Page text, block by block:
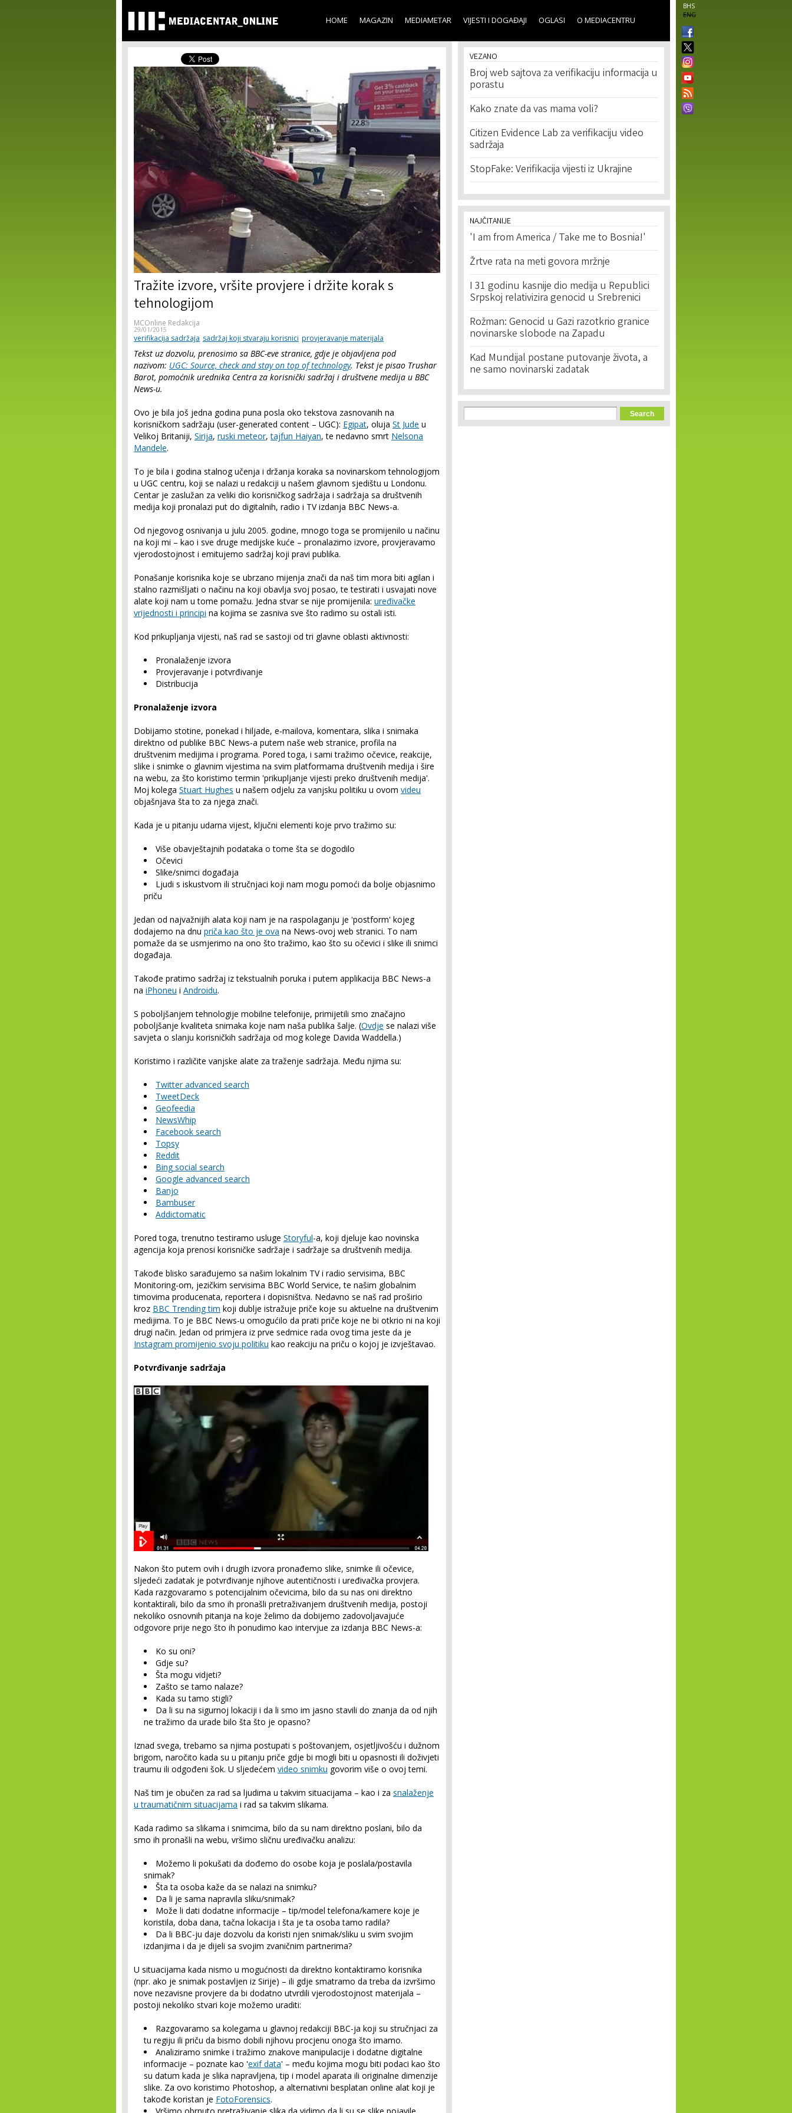
main
content
BHS
ENG
HOME MAGAZIN MEDIAMETAR VIJESTI I DOGAĐAJI OGLASI O MEDIACENTRU
Tražite izvore, vršite provjere i držite korak s
tehnologijom
MCOnline Redakcija
29/01/2015
verifikacija sadržaja sadržaj koji stvaraju korisnici provjeravanje materijala
Tekst uz dozvolu, prenosimo sa BBC-eve stranice, gdje je objavljena pod
nazivom: UGC: Source, check and stay on top of technology. Tekst je pisao Trushar
Barot, pomoćnik urednika Centra za korisnički sadržaj i društvene medija u BBC
News-u.
Ovo je bila još jedna godina puna posla oko tekstova zasnovanih na
korisničkom sadržaju (user-generated content – UGC): Egipat, oluja St Jude u
Velikoj Britaniji, Sirija, ruski meteor,tajfun Haiyan, te nedavno smrt Nelsona
Mandele.
To je bila i godina stalnog učenja i držanja koraka sa novinarskom tehnologijom
u UGC centru, koji se nalazi u redakciji u našem glavnom sjedištu u Londonu.
Centar je zaslužan za veliki dio korisničkog sadržaja i sadržaja sa društvenih
medija koji pronalazi put do digitalnih, radio i TV izdanja BBC News-a.
Od njegovog osnivanja u julu 2005. godine, mnogo toga se promijenilo u načinu
na koji mi – kao i sve druge medijske kuće – pronalazimo izvore, provjeravamo
vjerodostojnost i emitujemo sadržaj koji pravi publika.
Ponašanje korisnika koje se ubrzano mijenja znači da naš tim mora biti agilan i
stalno razmišljati o načinu na koji obavlja svoj posao, te testirati i usvajati nove
alate koji nam u tome pomažu. Jedna stvar se nije promijenila: uređivačke
vrijednosti i principi na kojima se zasniva sve što radimo su ostali isti.
Kod prikupljanja vijesti, naš rad se sastoji od tri glavne oblasti aktivnosti:
Pronalaženje izvora
Provjeravanje i potvrđivanje
Distribucija
Pronalaženje izvora
Dobijamo stotine, ponekad i hiljade, e-mailova, komentara, slika i snimaka
direktno od publike BBC News-a putem naše web stranice, profila na
društvenim medijima i programa. Pored toga, i sami tražimo očevice, reakcije,
slike i snimke o glavnim vijestima na svim platformama društvenih medija i šire
na webu, za što koristimo termin 'prikupljanje vijesti preko društvenih medija'.
Moj kolega Stuart Hughes u našem odjelu za vanjsku politiku u ovom videu
objašnjava šta to za njega znači.
Kada je u pitanju udarna vijest, ključni elementi koje prvo tražimo su:
Više obavještajnih podataka o tome šta se dogodilo
Očevici
Slike/snimci događaja
Ljudi s iskustvom ili stručnjaci koji nam mogu pomoći da bolje objasnimo
priču
Jedan od najvažnijih alata koji nam je na raspolaganju je 'postform' kojeg
dodajemo na dnu priča kao što je ova na News-ovoj web stranici. To nam
pomaže da se usmjerimo na ono što tražimo, kao što su očevici i slike ili snimci
događaja.
Takođe pratimo sadržaj iz tekstualnih poruka i putem applikacija BBC News-a
na iPhoneu i Androidu.
S poboljšanjem tehnologije mobilne telefonije, primijetili smo značajno
poboljšanje kvaliteta snimaka koje nam naša publika šalje. (Ovdje se nalazi više
savjeta o slanju korisničkih sadržaja od mog kolege Davida Waddella.)
Koristimo i različite vanjske alate za traženje sadržaja. Među njima su:
Twitter advanced search
TweetDeck
Geofeedia
NewsWhip
Facebook search
Topsy
Reddit
Bing social search
Google advanced search
Banjo
Bambuser
Addictomatic
Pored toga, trenutno testiramo usluge Storyful-a, koji djeluje kao novinska
agencija koja prenosi korisničke sadržaje i sadržaje sa društvenih medija.
Takođe blisko sarađujemo sa našim lokalnim TV i radio servisima, BBC
Monitoring-om, jezičkim servisima BBC World Service, te našim globalnim
timovima producenata, reportera i dopisništva. Nedavno se naš rad proširio
kroz BBC Trending tim koji dublje istražuje priče koje su aktuelne na društvenim
medijima. To je BBC News-u omogućilo da prati priče koje ne bi otkrio ni na koji
drugi način. Jedan od primjera iz prve sedmice rada ovog tima jeste da je
Instagram promijenio svoju politiku kao reakciju na priču o kojoj je izvještavao.
Potvrđivanje sadržaja
Nakon što putem ovih i drugih izvora pronađemo slike, snimke ili očevice,
sljedeći zadatak je potvrđivanje njihove autentičnosti i uređivačka provjera.
Kada razgovaramo s potencijalnim očevicima, bilo da su nas oni direktno
kontaktirali, bilo da smo ih pronašli pretraživanjem društvenih medija, postoji
nekoliko osnovnih pitanja na koje želimo da dobijemo zadovoljavajuće
odgovore prije nego što ih ponudimo kao intervjue za izdanja BBC News-a:
Ko su oni?
Gdje su?
Šta mogu vidjeti?
Zašto se tamo nalaze?
Kada su tamo stigli?
Da li su na sigurnoj lokaciji i da li smo im jasno stavili do znanja da od njih
ne tražimo da urade bilo šta što je opasno?
Iznad svega, trebamo sa njima postupati s poštovanjem, osjetljivošću i dužnom
brigom, naročito kada su u pitanju priče gdje bi mogli biti u opasnosti ili doživjeti
traumu ili odgođeni šok. U sljedećem video snimku govorim više o ovoj temi.
Naš tim je obučen za rad sa ljudima u takvim situacijama – kao i za snalaženje
u traumatičnim situacijama i rad sa takvim slikama.
Kada radimo sa slikama i snimcima, bilo da su nam direktno poslani, bilo da
smo ih pronašli na webu, vršimo sličnu uređivačku analizu:
Možemo li pokušati da dođemo do osobe koja je poslala/postavila
snimak?
Šta ta osoba kaže da se nalazi na snimku?
Da li je sama napravila sliku/snimak?
Može li dati dodatne informacije – tip/model telefona/kamere koje je
koristila, doba dana, tačna lokacija i šta je ta osoba tamo radila?
Da li BBC-ju daje dozvolu da koristi njen snimak/sliku u svim svojim
izdanjima i da je dijeli sa svojim zvaničnim partnerima?
U situacijama kada nismo u mogućnosti da direktno kontaktiramo korisnika
(npr. ako je snimak postavljen iz Sirije) – ili gdje smatramo da treba da izvršimo
nove nezavisne provjere da bi dodatno utvrdili vjerodostojnost materijala –
postoji nekoliko stvari koje možemo uraditi:
Razgovaramo sa kolegama u glavnoj redakciji BBC-ja koji su stručnjaci za
tu regiju ili priču da bismo dobili njihovu procjenu onoga što imamo.
Analiziramo snimke i tražimo znakove manipulacije i dodatne digitalne
informacije – poznate kao 'exif data' – među kojima mogu biti podaci kao što
su datum kada je slika napravljena, tip i model aparata ili originalne dimenzije
slike. Za ovo koristimo Photoshop, a alternativni besplatan online alat koji je
takođe koristan je FotoForensics.
VEZANO
Broj web sajtova za verifikaciju informacija u
porastu
Kako znate da vas mama voli?
Citizen Evidence Lab za verifikaciju video
sadržaja
StopFake: Verifikacija vijesti iz Ukrajine
NAJČITANIJE
'I am from America / Take me to Bosnia!'
Žrtve rata na meti govora mržnje
I 31 godinu kasnije dio medija u Republici
Srpskoj relativizira genocid u Srebrenici
Rožman: Genocid u Gazi razotkrio granice
novinarske slobode na Zapadu
Kad Mundijal postane putovanje života, a
ne samo novinarski zadatak
Search form
Search